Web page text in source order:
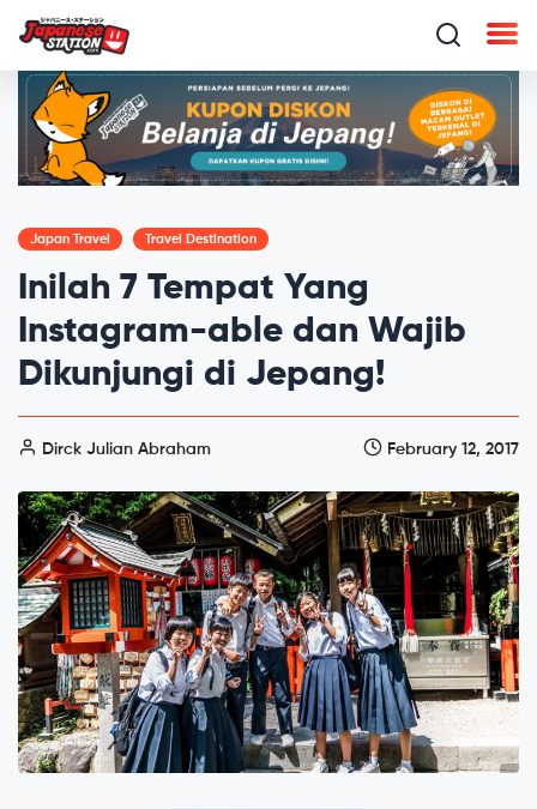
Japan Travel Travel Destination
Inilah 7 Tempat Yang
Instagram-able dan Wajib
Dikunjungi di Jepang!
Dirck Julian Abraham February 12, 2017